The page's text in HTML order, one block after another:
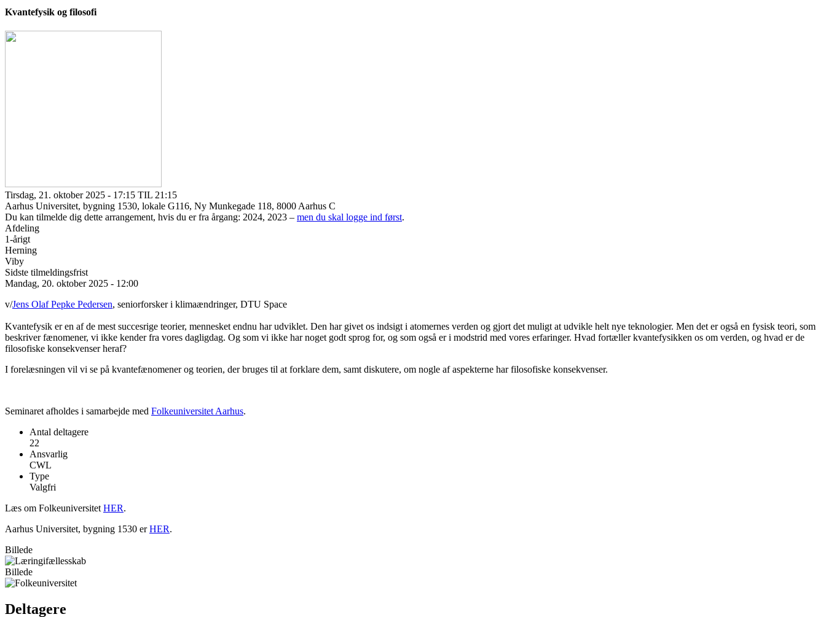
Kvantefysik og filosofi
Tirsdag, 21. oktober 2025 - 17:15 TIL 21:15
Aarhus Universitet, bygning 1530, lokale G116, Ny Munkegade 118, 8000 Aarhus C
Du kan tilmelde dig dette arrangement, hvis du er fra årgang: 2024, 2023 – men du skal logge ind først.
Afdeling
1-årigt
Herning
Viby
Sidste tilmeldingsfrist
Mandag, 20. oktober 2025 - 12:00
v/Jens Olaf Pepke Pedersen, seniorforsker i klimaændringer, DTU Space
Kvantefysik er en af de mest succesrige teorier, mennesket endnu har udviklet. Den har givet os indsigt i atomernes verden og gjort det muligt at udvikle helt nye teknologier. Men det er også en fysisk teori, som
beskriver fænomener, vi ikke kender fra vores dagligdag. Og som vi ikke har noget godt sprog for, og som også er i modstrid med vores erfaringer. Hvad fortæller kvantefysikken os om verden, og hvad er de
filosofiske konsekvenser heraf?
I forelæsningen vil vi se på kvantefænomener og teorien, der bruges til at forklare dem, samt diskutere, om nogle af aspekterne har filosofiske konsekvenser.
Seminaret afholdes i samarbejde med Folkeuniversitet Aarhus.
Antal deltagere
22
Ansvarlig
CWL
Type
Valgfri
Læs om Folkeuniversitet HER.
Aarhus Universitet, bygning 1530 erHER.
Billede
Billede
Deltagere